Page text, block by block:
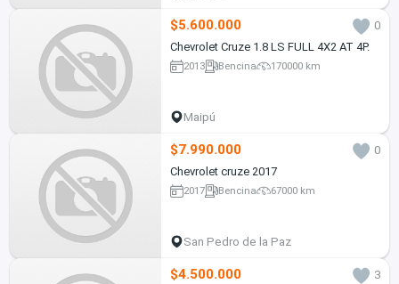
$5.600.000
0
Chevrolet Cruze 1.8 LS FULL 4X2 AT 4P.
2013 Bencina 170000 km
Maipú
$7.990.000
0
Chevrolet cruze 2017
2017 Bencina 67000 km
San Pedro de la Paz
$4.500.000
3